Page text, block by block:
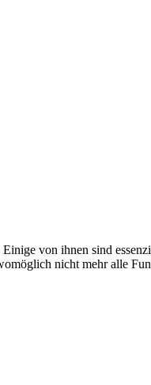
von ihnen sind
nicht mehr alle